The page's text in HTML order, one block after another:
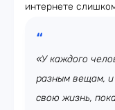
интернете
«У каждого
разным вещам, и
свою жизнь,